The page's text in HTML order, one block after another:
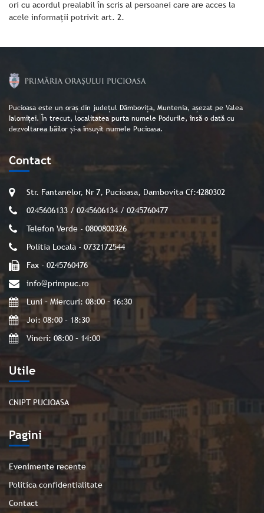
ori cu acordul prealabil în scris al persoanei care are acces la
acele informaţii potrivit art. 2.
Pucioasa este un oraș din județul Dâmbovița, Muntenia, așezat pe Valea
Ialomiței. În trecut, localitatea purta numele Podurile, însă o dată cu
dezvoltarea băilor și-a însușit numele Pucioasa.
Utile
CNIPT PUCIOASA
Pagini
Evenimente recente
Politica confidentialitate
Contact
Contact
Str. Fantanelor, Nr 7, Pucioasa, Dambovita Cf:4280302
0245606133 / 0245606134 / 0245760477
Telefon Verde - 0800800326
Politia Locala - 0732172544
Fax - 0245760476
info@primpuc.ro
Luni – Miercuri: 08:00 – 16:30
Joi: 08:00 – 18:30
Vineri: 08:00 – 14:00